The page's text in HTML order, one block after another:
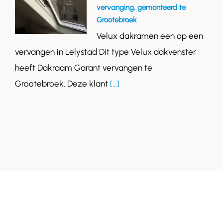
vervanging, gemonteerd te
Grootebroek
Velux dakramen een op een
vervangen in Lelystad Dit type Velux dakvenster
heeft Dakraam Garant vervangen te
Grootebroek. Deze klant [...]